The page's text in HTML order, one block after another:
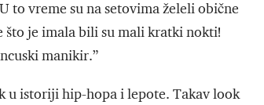
to vreme su na setovima želeli obične
što je imala bili su mali kratki nokti!
manikir.”
u istoriji hip-hopa i lepote. Takav look